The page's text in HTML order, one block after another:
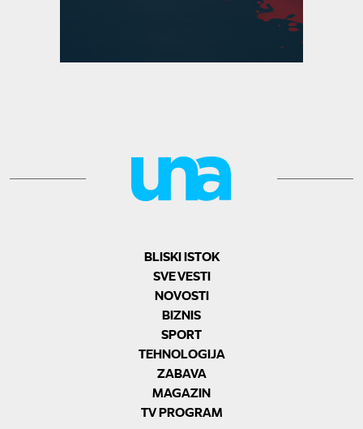
BLISKI ISTOK
SVE VESTI
NOVOSTI
BIZNIS
SPORT
TEHNOLOGIJA
ZABAVA
MAGAZIN
TV PROGRAM